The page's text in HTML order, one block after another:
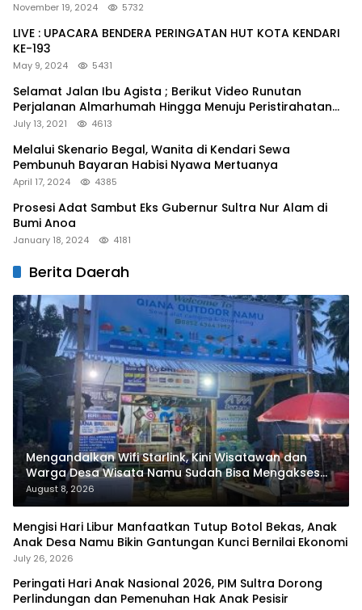
November 19, 2024 5732
LIVE : UPACARA BENDERA PERINGATAN HUT KOTA KENDARI
KE-193
May 9, 2024 5431
Selamat Jalan Ibu Agista ; Berikut Video Runutan
Perjalanan Almarhumah Hingga Menuju Peristirahatan
Terakhir
July 13, 2021 4613
Melalui Skenario Begal, Wanita di Kendari Sewa
Pembunuh Bayaran Habisi Nyawa Mertuanya
April 17, 2024 4385
Prosesi Adat Sambut Eks Gubernur Sultra Nur Alam di
Bumi Anoa
January 18, 2024 4181
Berita Daerah
Mengandalkan Wifi Starlink, Kini Wisatawan dan
Warga Desa Wisata Namu Sudah Bisa Mengakses
Transaksi Digital
August 8, 2026
Mengisi Hari Libur Manfaatkan Tutup Botol Bekas, Anak
Anak Desa Namu Bikin Gantungan Kunci Bernilai Ekonomi
July 26, 2026
Peringati Hari Anak Nasional 2026, PIM Sultra Dorong
Perlindungan dan Pemenuhan Hak Anak Pesisir